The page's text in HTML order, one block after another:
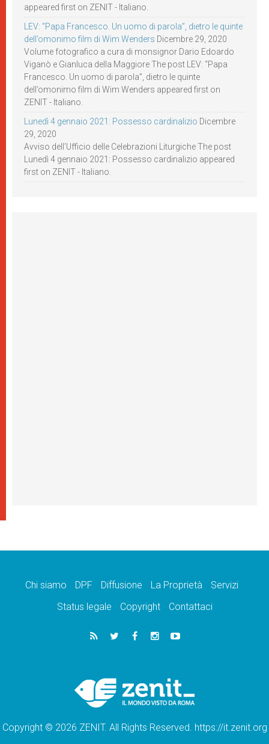
appeared first on ZENIT - Italiano.
LEV: “Papa Francesco. Un uomo di parola”, dietro le quinte
dell’omonimo film di Wim Wenders Dicembre 29, 2020
Volume fotografico a cura di monsignor Dario Edoardo
Viganò e Gianluca della Maggiore The post LEV: “Papa
Francesco. Un uomo di parola”, dietro le quinte
dell’omonimo film di Wim Wenders appeared first on
ZENIT - Italiano.
Lunedì 4 gennaio 2021: Possesso cardinalizio Dicembre
29, 2020
Avviso dell’Ufficio delle Celebrazioni Liturgiche The post
Lunedì 4 gennaio 2021: Possesso cardinalizio appeared
first on ZENIT - Italiano.
Chi siamo DPF Diffusione La Proprietà
Servizi
Status legale
Copyright Contattaci
Copyright © 2026 ZENIT. All Rights Reserved. https://it.zenit.org